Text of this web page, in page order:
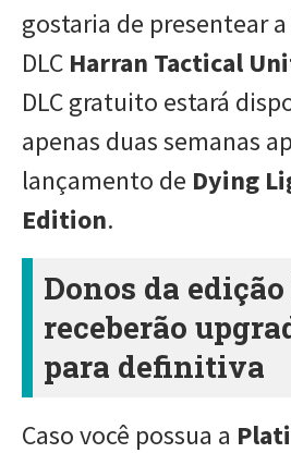
gostaria de presentear
DLC Harran Tactical
DLC gratuito estará
apenas duas semanas
lançamento de Dying
Edition.
Donos da
receberão
para definitiva
Caso você possua a